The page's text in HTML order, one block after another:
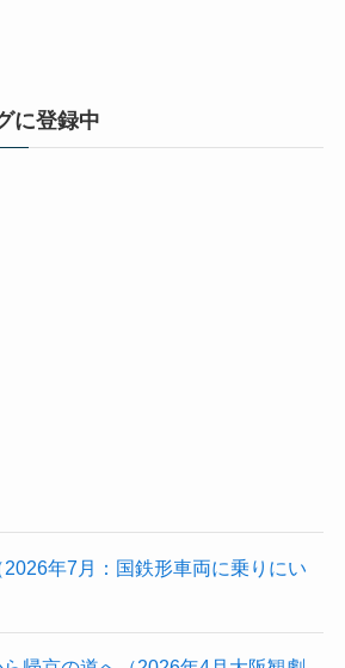
に登録中
年7月：国鉄形車両に乗りにい